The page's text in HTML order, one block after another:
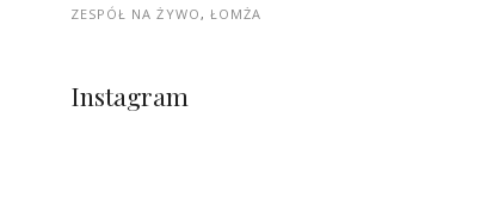
ZESPÓŁ NA ŻYWO
ŁOMŻA
Instagram